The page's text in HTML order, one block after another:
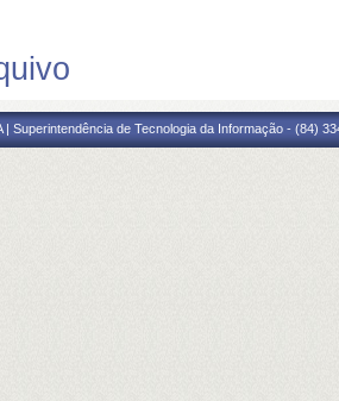
| Superintendência de Tecnologia da Informação - (84)